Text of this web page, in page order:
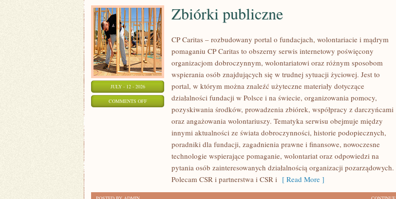
JULY - 12 - 2026
COMMENTS OFFON
PUBLICZNE
Zbiórki publiczne
CP Caritas – rozbudowany portal o fundacjach, wolontariacie i mądrym
pomaganiu CP Caritas to obszerny serwis internetowy poświęcony
organizacjom dobroczynnym, wolontariatowi oraz różnym sposobom
wspierania osób znajdujących się w trudnej sytuacji życiowej. Jest to
portal, w którym można znaleźć użyteczne materiały dotyczące
działalności fundacji w Polsce i na świecie, organizowania pomocy,
pozyskiwania środków, prowadzenia zbiórek, współpracy z darczyńcami
oraz angażowania wolontariuszy. Tematyka serwisu obejmuje między
innymi aktualności ze świata dobroczynności, historie podopiecznych,
poradniki dla fundacji, zagadnienia prawne i finansowe, nowoczesne
technologie wspierające pomaganie, wolontariat oraz odpowiedzi na
pytania osób zainteresowanych działalnością organizacji pozarządowych.
Polecam CSR i partnerstwa i CSR i [ Read More ]